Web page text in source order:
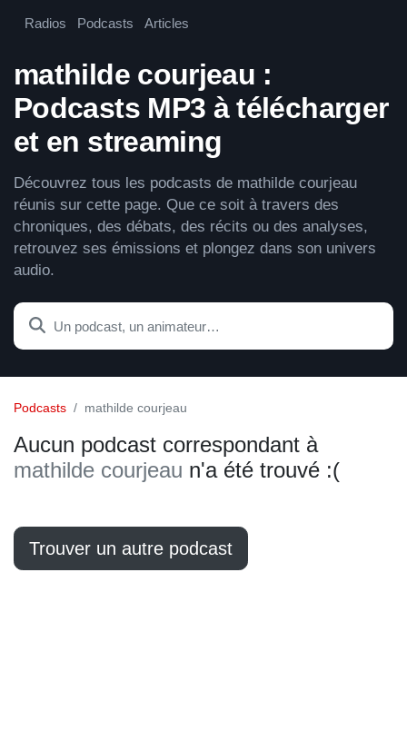
Radios Podcasts Articles
mathilde courjeau :
Podcasts MP3 à télécharger
et en streaming
Découvrez tous les podcasts de mathilde courjeau
réunis sur cette page. Que ce soit à travers des
chroniques, des débats, des récits ou des analyses,
retrouvez ses émissions et plongez dans son univers
audio.
Podcasts mathilde courjeau
Aucun podcast correspondant à
mathilde courjeau n'a été trouvé :(
Trouver un autre podcast